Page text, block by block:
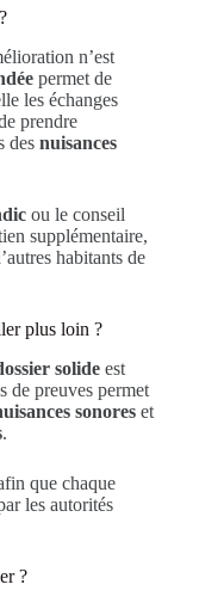
n’est
permet de
les échanges
prendre
des nuisances
ou le conseil
supplémentaire,
habitants de
plus loin ?
solide est
de preuves permet
sonores et
.
que chaque
les autorités
?